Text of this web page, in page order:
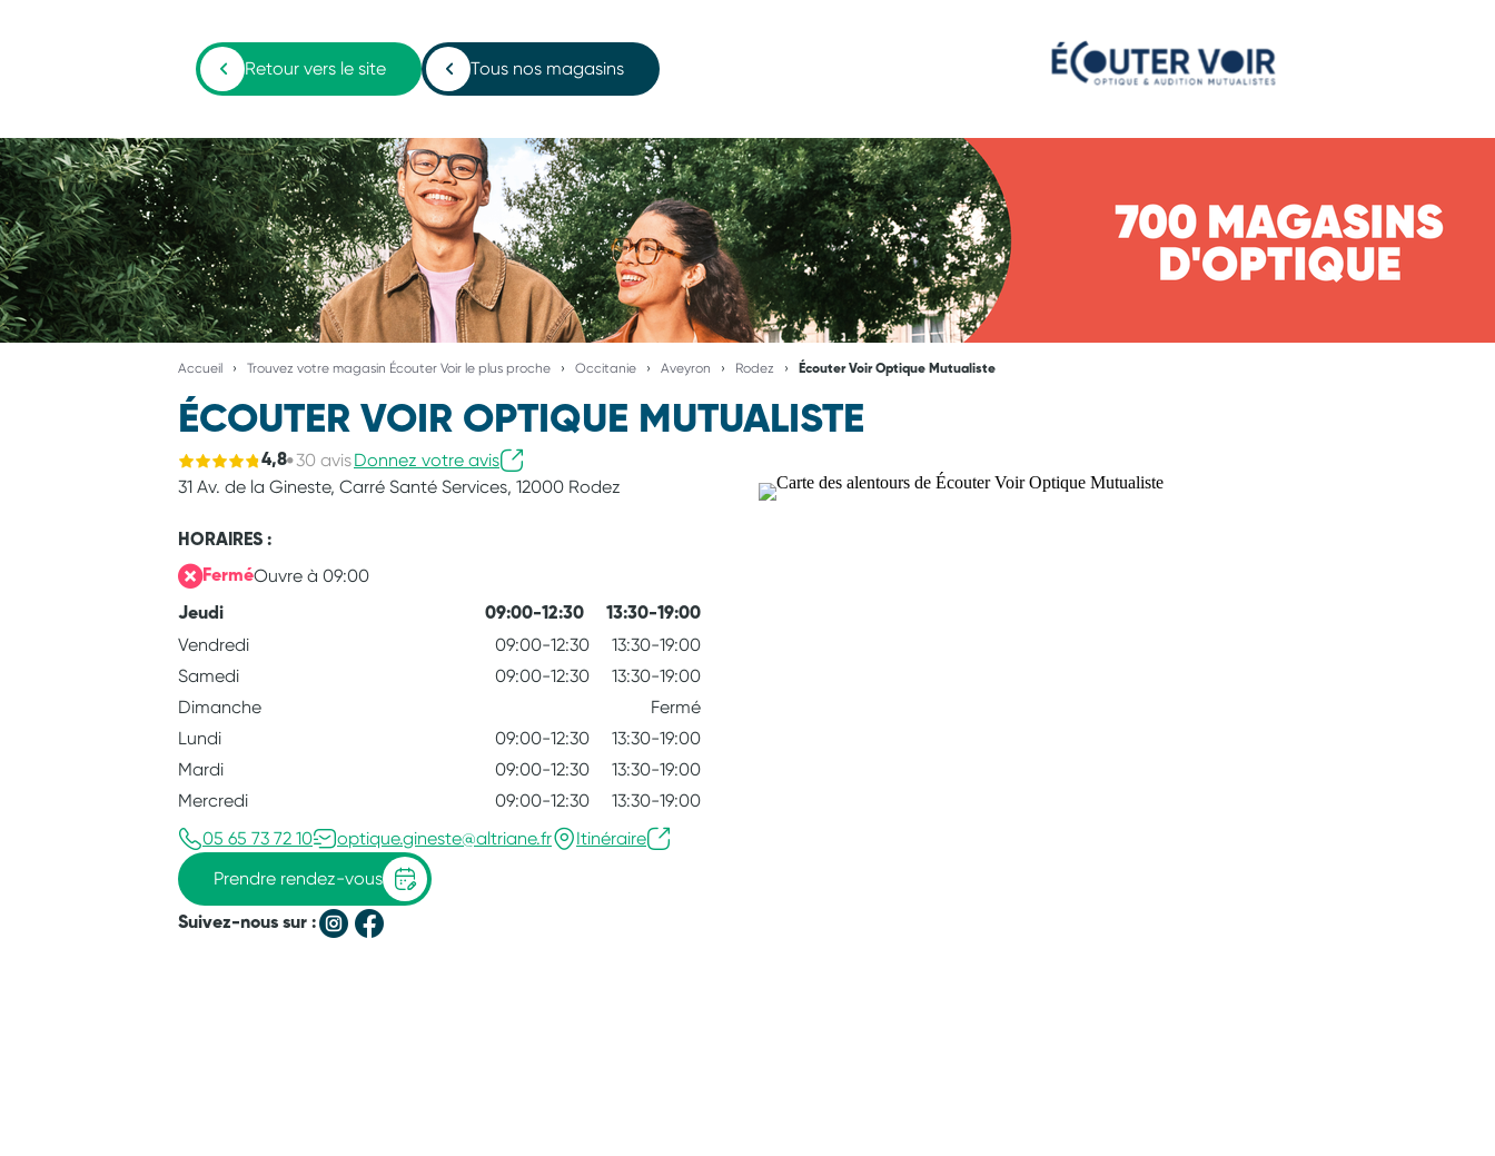
Retour vers le site Tous nos magasins
Accueil Trouvez votre magasin Écouter Voir le plus proche Occitanie Aveyron Rodez Écouter Voir Optique Mutualiste
ÉCOUTER VOIR OPTIQUE MUTUALISTE
4,8 30 avisDonnez votre avis
31 Av. de la Gineste, Carré Santé Services, 12000 Rodez
HORAIRES :
FerméOuvre à 09:00
Jeudi 09:00-12:30 13:30-19:00
Vendredi 09:00-12:30
13:30-19:00
Samedi
09:00-12:30
13:30-19:00
Dimanche
Fermé
Lundi
09:00-12:30
13:30-19:00
Mardi
09:00-12:30
13:30-19:00
Mercredi
09:00-12:30
13:30-19:00
05 65 73 72 10
optique.gineste@altriane.fr
Itinéraire
Prendre rendez-vous
Suivez-nous sur :